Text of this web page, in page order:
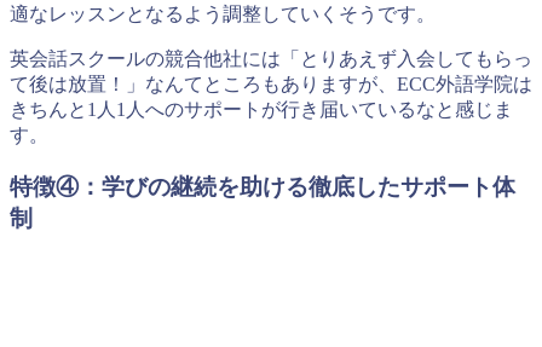
適なレッスンとなるよう調整していくそうです。
英会話スクールの競合他社には「とりあえず入会してもらっ
て後は放置！」なんてところもありますが、ECC外語学院は
きちんと1人1人へのサポートが行き届いているなと感じま
す。
特徴④：学びの継続を助ける徹底したサポート体
制